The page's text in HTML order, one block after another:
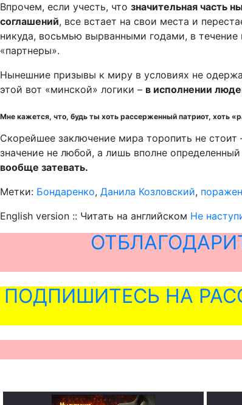
Впрочем, если учесть, что значительная часть
соглашений, все встает на свои места и
никуда, восьмью вырванными годами, в
«партнеры».
Нынешние призывы к миру в условиях не
этой вот «минской» логики – в исполнении
Мне кажется, что, будь ты хоть рассерженный патриот, хоть
Скорейшее заключение мира торопить не стоит
значение не любой, а лишь вполне
вообще затевать.
Метки: Бондаренко, Данила Козловский,
English version :: Читать на английском Не
ПОДПИШИТЕСЬ НА